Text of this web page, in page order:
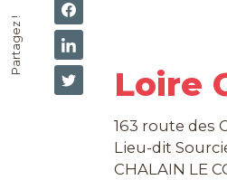
Partagez !
Loire
163 route des
Lieu-dit
CHALAIN LE